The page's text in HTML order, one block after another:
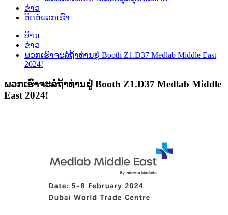
ຂ່າວ
ຕິດ​ຕໍ່​ພວກ​ເຮົາ
ບ້ານ
ຂ່າວ
ພວກເຮົາຈະລໍຖ້າທ່ານຢູ່ Booth Z1.D37 Medlab Middle East
2024!
ພວກເຮົາຈະລໍຖ້າທ່ານຢູ່ Booth Z1.D37 Medlab Middle
East 2024!